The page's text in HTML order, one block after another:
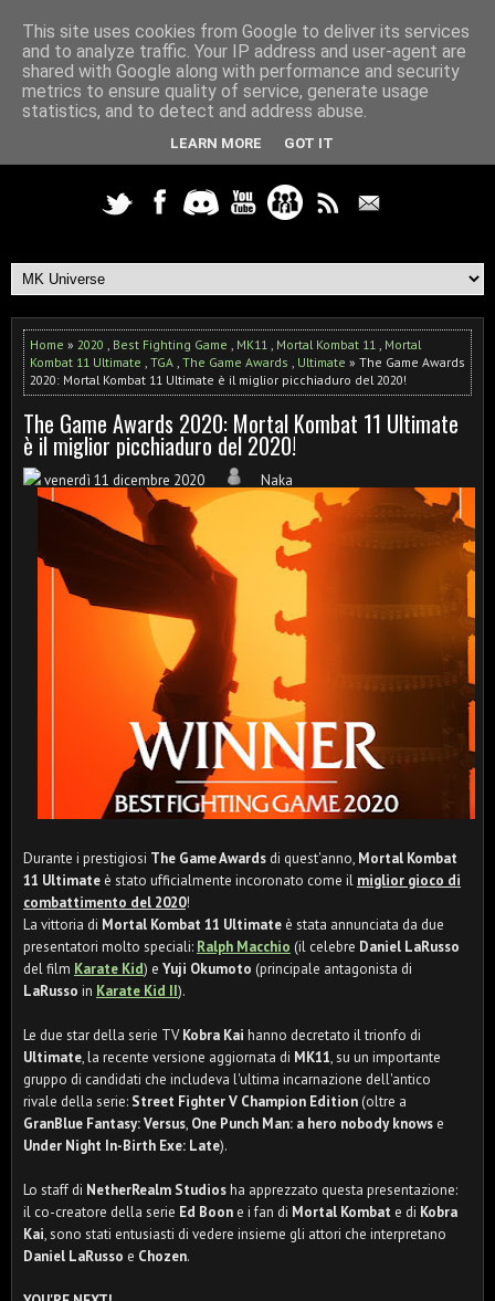
Home » 2020 , Best Fighting Game , MK11 , Mortal Kombat 11 , Mortal
Kombat 11 Ultimate , TGA , The Game Awards , Ultimate » The Game Awards
2020: Mortal Kombat 11 Ultimate è il miglior picchiaduro del 2020!
The Game Awards 2020: Mortal Kombat 11 Ultimate
è il miglior picchiaduro del 2020!
venerdì 11 dicembre 2020 Naka
Durante i prestigiosi The Game Awards di quest'anno, Mortal Kombat
11 Ultimate è stato ufficialmente incoronato come il miglior gioco di
combattimento del 2020!
La vittoria di Mortal Kombat 11 Ultimate è stata annunciata da due
presentatori molto speciali: Ralph Macchio (il celebre Daniel LaRusso
del film Karate Kid) e Yuji Okumoto (principale antagonista di
LaRusso in Karate Kid II).
Le due star della serie TVKobra Kai hanno decretato il trionfo di
Ultimate, la recente versione aggiornata di MK11, su un importante
gruppo di candidati che includeva l'ultima incarnazione dell'antico
rivale della serie: Street Fighter V Champion Edition (oltre a
GranBlue Fantasy: Versus, One Punch Man: a hero nobody knows e
Under Night In-Birth Exe: Late).
Lo staff di NetherRealm Studiosha apprezzato questa presentazione:
il co-creatore della serie Ed Boon e i fan di Mortal Kombat e di Kobra
Kai, sono stati entusiasti di vedere insieme gli attori che interpretano
Daniel LaRusso e Chozen.
This site uses cookies from Google to deliver its services
and to analyze traffic. Your IP address and user-agent are
shared with Google along with performance and security
metrics to ensure quality of service, generate usage
statistics, and to detect and address abuse.
LEARN MORE GOT IT